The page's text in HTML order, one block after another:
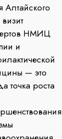
Алтайского
НМИЦ
и
— это
точка роста